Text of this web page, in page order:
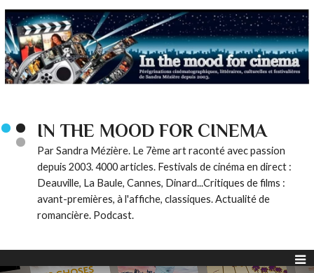
IN THE MOOD FOR CINEMA
Par Sandra Mézière. Le 7ème art raconté avec passion
depuis 2003. 4000 articles. Festivals de cinéma en direct :
Deauville, La Baule, Cannes, Dinard...Critiques de films :
avant-premières, à l'affiche, classiques. Actualité de
romancière. Podcast.